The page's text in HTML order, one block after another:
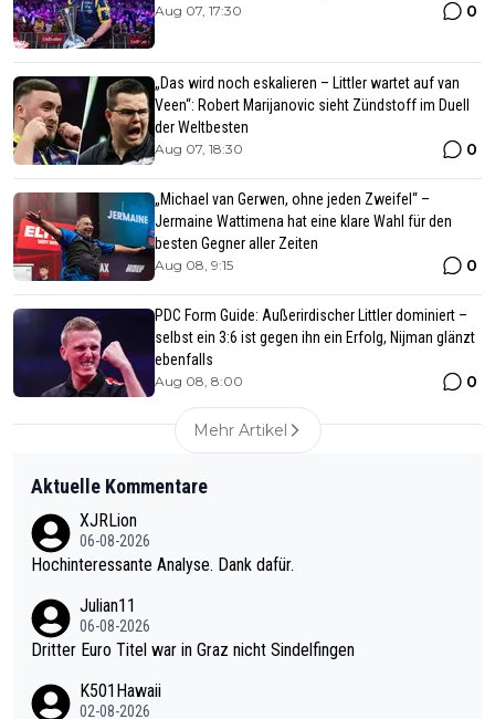
Aug 07, 17:30 0
„Das wird noch eskalieren – Littler wartet auf van
Veen“: Robert Marijanovic sieht Zündstoff im Duell
der Weltbesten
Aug 07, 18:30 0
„Michael van Gerwen, ohne jeden Zweifel“ –
Jermaine Wattimena hat eine klare Wahl für den
besten Gegner aller Zeiten
Aug 08, 9:15 0
PDC Form Guide: Außerirdischer Littler dominiert –
selbst ein 3:6 ist gegen ihn ein Erfolg, Nijman glänzt
ebenfalls
Aug 08, 8:00 0
Mehr Artikel
Aktuelle Kommentare
XJRLion
06-08-2026
Hochinteressante Analyse. Dank dafür.
Julian11
06-08-2026
Dritter Euro Titel war in Graz nicht Sindelfingen
K501Hawaii
02-08-2026